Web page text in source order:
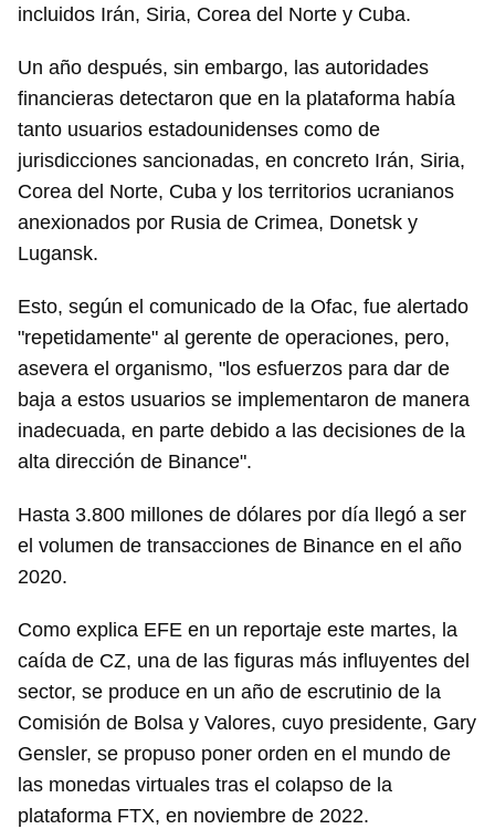
incluidos Irán, Siria, Corea del Norte y Cuba.
Un año después, sin embargo, las autoridades
financieras detectaron que en la plataforma había
tanto usuarios estadounidenses como de
jurisdicciones sancionadas, en concreto Irán, Siria,
Corea del Norte, Cuba y los territorios ucranianos
anexionados por Rusia de Crimea, Donetsk y
Lugansk.
Esto, según el comunicado de la Ofac, fue alertado
"repetidamente" al gerente de operaciones, pero,
asevera el organismo, "los esfuerzos para dar de
baja a estos usuarios se implementaron de manera
inadecuada, en parte debido a las decisiones de la
alta dirección de Binance".
Hasta 3.800 millones de dólares por día llegó a ser
el volumen de transacciones de Binance en el año
2020.
Como explica EFE en un reportaje este martes, la
caída de CZ, una de las figuras más influyentes del
sector, se produce en un año de escrutinio de la
Comisión de Bolsa y Valores, cuyo presidente, Gary
Gensler, se propuso poner orden en el mundo de
las monedas virtuales tras el colapso de la
plataforma FTX, en noviembre de 2022.